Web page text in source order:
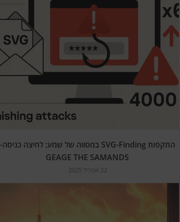
התקפות SVG-Finding במסווה של שמע: לחיצה כניסה-
GEAGE THE SAMANDS
22 אפריל 2025